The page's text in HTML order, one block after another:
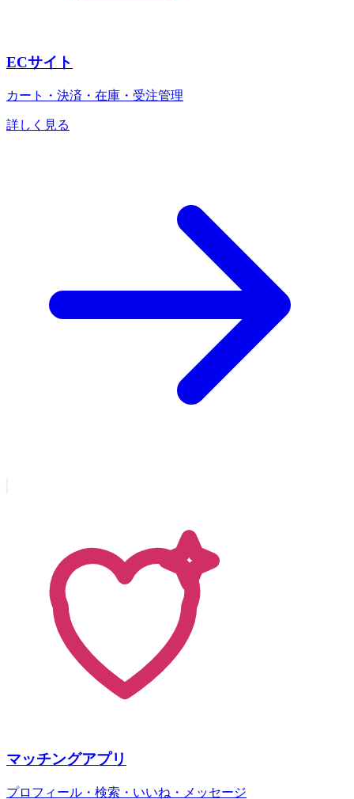
ECサイト
カート・決済・在庫・受注管理
詳しく見る
マッチングアプリ
プロフィール・検索・いいね・メッセージ